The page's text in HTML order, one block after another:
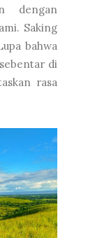
dengan
Saking
bahwa
di
rasa